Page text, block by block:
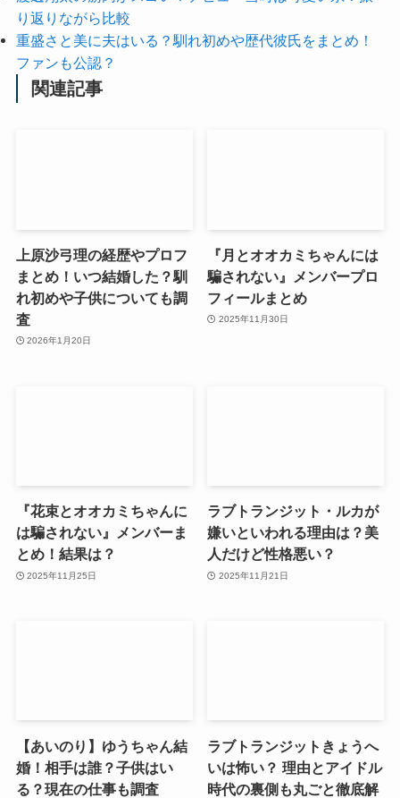
り返りながら比較
重盛さと美に夫はいる？馴れ初めや歴代彼氏をまとめ！
ファンも公認？
関連記事
上原沙弓理の経歴やプロフ
まとめ！いつ結婚した？馴
れ初めや子供についても調
査
2026年1月20日
『月とオオカミちゃんには
騙されない』メンバープロ
フィールまとめ
2025年11月30日
『花束とオオカミちゃんに
は騙されない』メンバーま
とめ！結果は？
2025年11月25日
ラブトランジット・ルカが
嫌いといわれる理由は？美
人だけど性格悪い？
2025年11月21日
【あいのり】ゆうちゃん結
婚！相手は誰？子供はい
る？現在の仕事も調査
ラブトランジットきょうへ
いは怖い？ 理由とアイドル
時代の裏側も丸ごと徹底解